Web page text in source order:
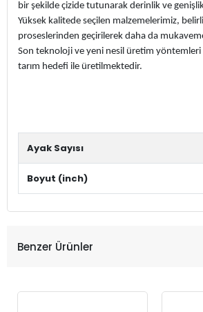
bir şekilde çizide tutunarak derinlik ve
Yüksek kalitede seçilen malzemelerimiz, belirli
proseslerinden geçirilerek daha da
Son teknoloji ve yeni nesil üretim
tarım hedefi ile üretilmektedir.
Ayak Sayısı
Boyut (inch)
Benzer Ürünler